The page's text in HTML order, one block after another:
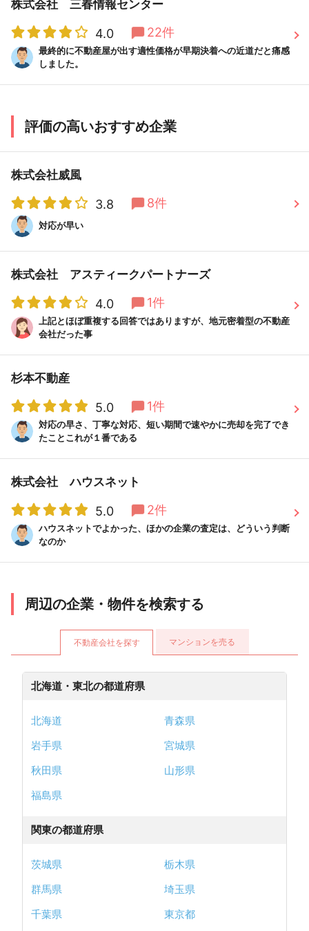
株式会社 三春情報センター
4.0 22件
最終的に不動産屋が出す適性価格が早期決着への近道だと痛感
しました。
評価の高いおすすめ企業
株式会社威風
3.8 8件
対応が早い
株式会社 アスティークパートナーズ
4.0 1件
上記とほぼ重複する回答ではありますが、地元密着型の不動産
会社だった事
杉本不動産
5.0 1件
対応の早さ、丁寧な対応、短い期間で速やかに売却を完了でき
たことこれが１番である
株式会社 ハウスネット
5.0 2件
ハウスネットでよかった、ほかの企業の査定は、どういう判断
なのか
周辺の企業・物件を検索する
不動産会社を探す マンションを売る
北海道・東北の都道府県
北海道
青森県
岩手県
宮城県
秋田県
山形県
福島県
関東の都道府県
茨城県
栃木県
群馬県
埼玉県
千葉県
東京都